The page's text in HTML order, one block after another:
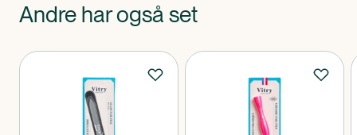
Andre har også set
Produkter